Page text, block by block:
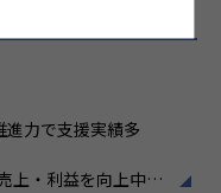
力で支援実績多
上・利益を向上中！